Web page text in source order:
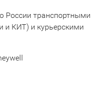
России транспортными
и КИТ) и курьерскими